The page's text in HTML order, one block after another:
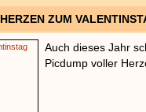
HERZEN ZUM
Auch dieses Jahr
Picdump voller